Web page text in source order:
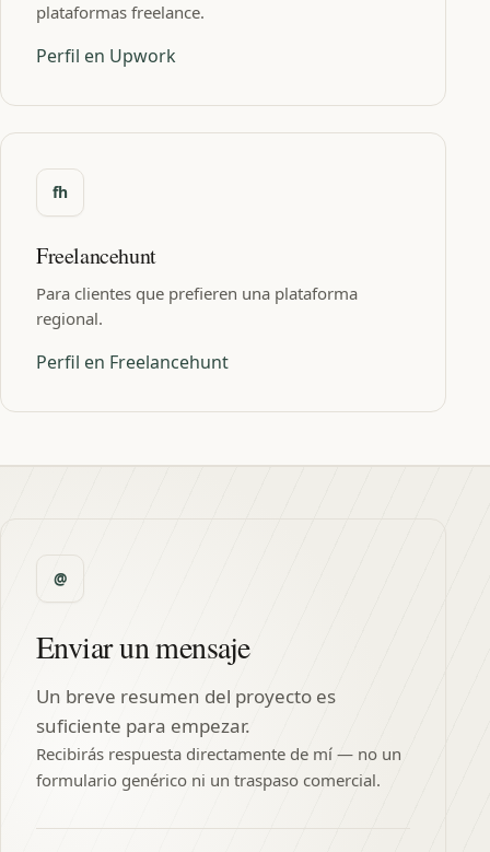
plataformas freelance.
Perfil en Upwork
Freelancehunt
Para clientes que prefieren una plataforma
regional.
Perfil en Freelancehunt
Enviar un mensaje
Un breve resumen del proyecto es
suficiente para empezar.
Recibirás respuesta directamente de mí — no un
formulario genérico ni un traspaso comercial.